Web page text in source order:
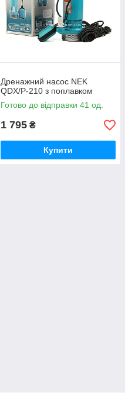
Дренажний насос NEK
QDX/P-210 з поплавком
Готово до відправки 41 од.
1 795 ₴
Купити